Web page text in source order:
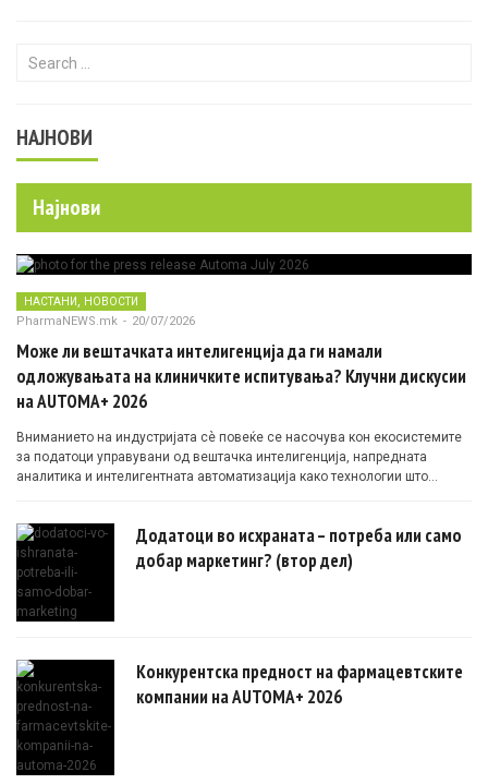
Search for:
НАЈНОВИ
Најнови
НАСТАНИ, НОВОСТИ
PharmaNEWS.mk - 20/07/2026
Може ли вештачката интелигенција да ги намали
одложувањата на клиничките испитувања? Клучни дискусии
на AUTOMA+ 2026
Вниманието на индустријата сè повеќе се насочува кон екосистемите
за податоци управувани од вештачка интелигенција, напредната
аналитика и интелигентната автоматизација како технологии што
Додатоци во исхраната – потреба или само
добар маркетинг? (втор дел)
Конкурентска предност на фармацевтските
компании на AUTOMA+ 2026